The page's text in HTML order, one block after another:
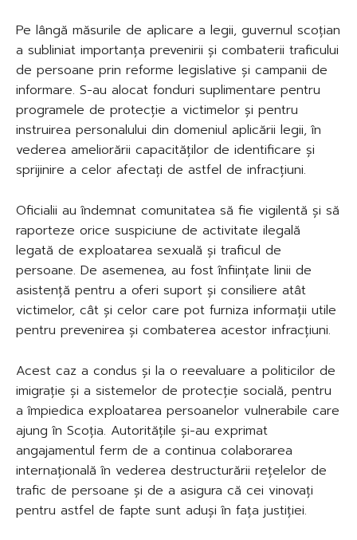
Pe lângă măsurile de aplicare a legii, guvernul scoțian
a subliniat importanța prevenirii și combaterii traficului
de persoane prin reforme legislative și campanii de
informare. S-au alocat fonduri suplimentare pentru
programele de protecție a victimelor și pentru
instruirea personalului din domeniul aplicării legii, în
vederea ameliorării capacităților de identificare și
sprijinire a celor afectați de astfel de infracțiuni.
Oficialii au îndemnat comunitatea să fie vigilentă și să
raporteze orice suspiciune de activitate ilegală
legată de exploatarea sexuală și traficul de
persoane. De asemenea, au fost înființate linii de
asistență pentru a oferi suport și consiliere atât
victimelor, cât și celor care pot furniza informații utile
pentru prevenirea și combaterea acestor infracțiuni.
Acest caz a condus și la o reevaluare a politicilor de
imigrație și a sistemelor de protecție socială, pentru
a împiedica exploatarea persoanelor vulnerabile care
ajung în Scoția. Autoritățile și-au exprimat
angajamentul ferm de a continua colaborarea
internațională în vederea destructurării rețelelor de
trafic de persoane și de a asigura că cei vinovați
pentru astfel de fapte sunt aduși în fața justiției.